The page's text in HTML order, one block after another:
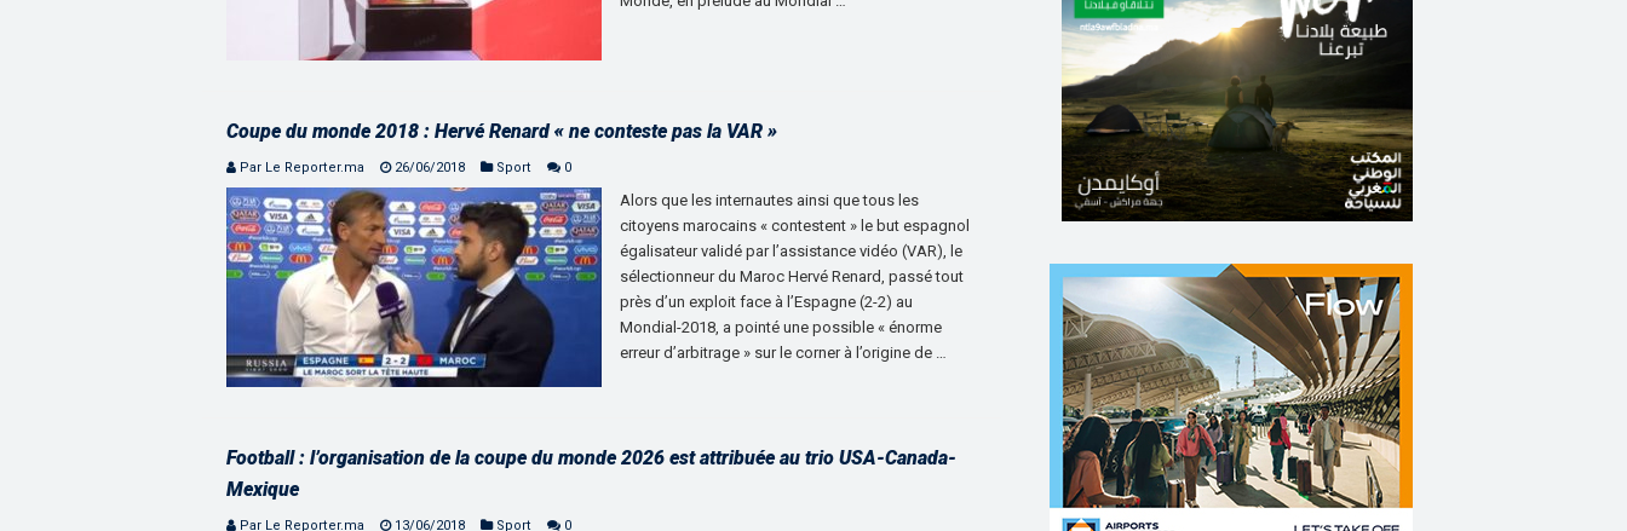
Coupe du monde 2018 : Hervé Renard « ne conteste pas la VAR »
Par Le Reporter.ma 26/06/2018 Sport 0
Alors que les internautes ainsi que tous les
citoyens marocains « contestent » le but espagnol
égalisateur validé par l’assistance vidéo (VAR), le
sélectionneur du Maroc Hervé Renard, passé tout
près d’un exploit face à l’Espagne (2-2) au
Mondial-2018, a pointé une possible « énorme
erreur d’arbitrage » sur le corner à l’origine de …
Football : l’organisation de la coupe du monde 2026 est attribuée au trio USA-Canada-
Mexique
Par Le Reporter.ma 13/06/2018 Sport 0